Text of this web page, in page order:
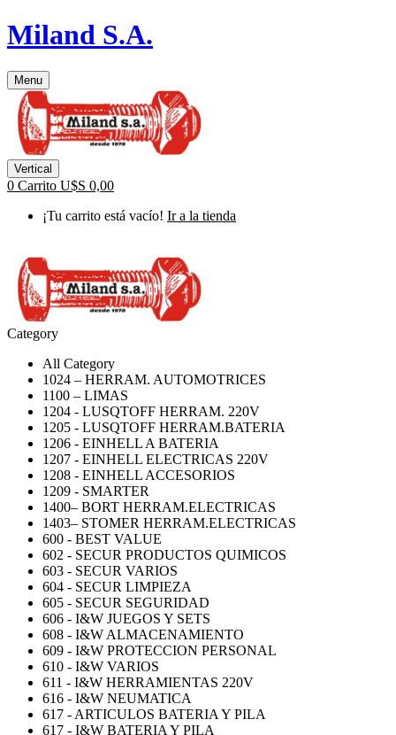
Miland S.A.
Menu
Vertical
0 Carrito U$S 0,00
¡Tu carrito está vacío! Ir a la tienda
Category
All Category
1024 – HERRAM. AUTOMOTRICES
1100 – LIMAS
1204 - LUSQTOFF HERRAM. 220V
1205 - LUSQTOFF HERRAM.BATERIA
1206 - EINHELL A BATERIA
1207 - EINHELL ELECTRICAS 220V
1208 - EINHELL ACCESORIOS
1209 - SMARTER
1400– BORT HERRAM.ELECTRICAS
1403– STOMER HERRAM.ELECTRICAS
600 - BEST VALUE
602 - SECUR PRODUCTOS QUIMICOS
603 - SECUR VARIOS
604 - SECUR LIMPIEZA
605 - SECUR SEGURIDAD
606 - I&W JUEGOS Y SETS
608 - I&W ALMACENAMIENTO
609 - I&W PROTECCION PERSONAL
610 - I&W VARIOS
611 - I&W HERRAMIENTAS 220V
616 - I&W NEUMATICA
617 - ARTICULOS BATERIA Y PILA
617 - I&W BATERIA Y PILA